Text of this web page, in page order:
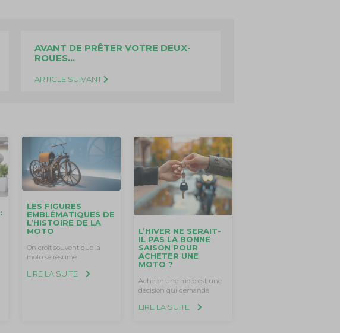
AVANT DE PRÊTER VOTRE DEUX-
ROUES…
ARTICLE SUIVANT
LES FIGURES
EMBLÉMATIQUES DE
L’HISTOIRE DE LA
MOTO
On croit souvent que la
moto se résume
LIRE LA SUITE
L’HIVER NE SERAIT-
IL PAS LA BONNE
SAISON POUR
ACHETER UNE
MOTO ?
Acheter une moto est une
décision qui demande
LIRE LA SUITE